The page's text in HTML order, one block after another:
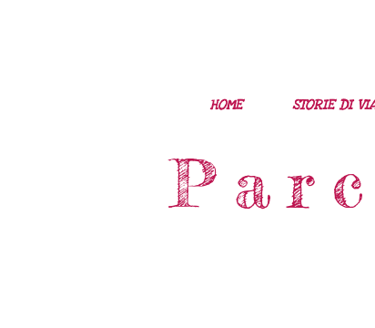
HOME STORIE DI